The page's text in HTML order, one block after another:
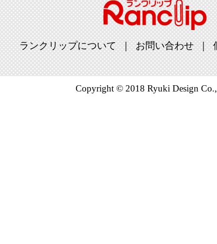
ランクリップについて お問い合わせ
Copyright © 2018 Ryuki Design